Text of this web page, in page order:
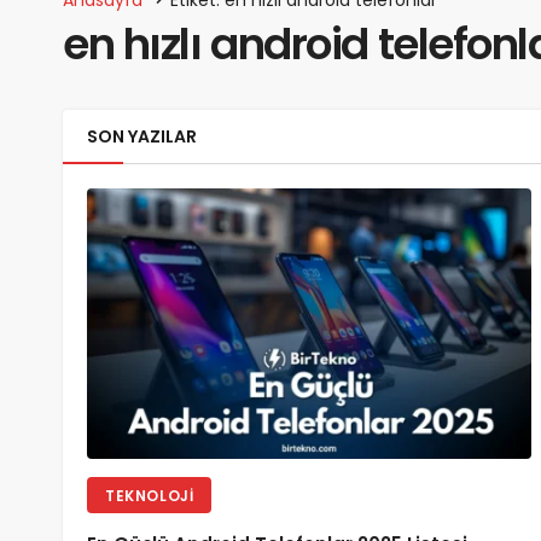
en hızlı android
SON YAZILAR
TEKNOLOJI